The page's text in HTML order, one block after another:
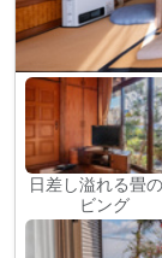
日差し溢れる畳
ビング